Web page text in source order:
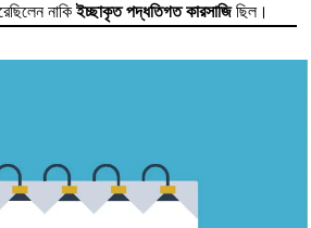
নাকিইচ্ছাকৃত পদ্ধতিগত কারসাজিছিল।